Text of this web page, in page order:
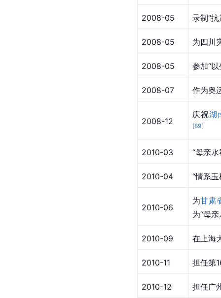
2008-05 录制“
2008-05 为四川
2008-05 参加“
2008-07 作为奥
2008-12
庆祝湖
[89]
2010-03 “母亲
2010-04 “情系
2010-06
为甘肃
为“母
2010-09 在上海
2010-11 担任第
2010-12 担任广